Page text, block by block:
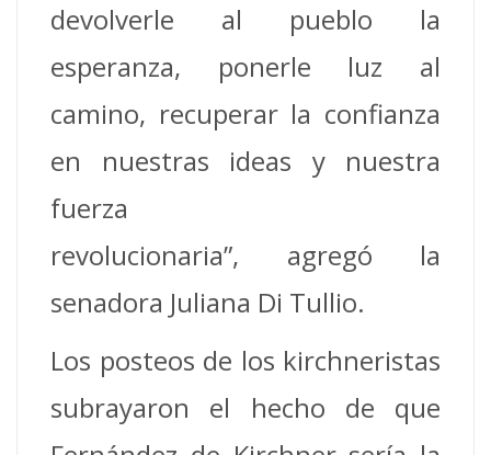
devolverle al pueblo la
esperanza, ponerle luz al
camino, recuperar la confianza
en nuestras ideas y nuestra
fuerza
revolucionaria”, agregó la
senadora Juliana Di Tullio.
Los posteos de los kirchneristas
subrayaron el hecho de que